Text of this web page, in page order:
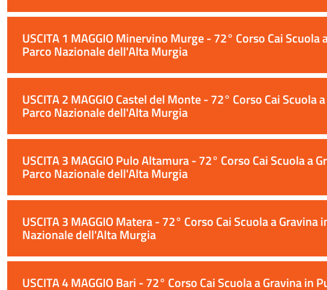
USCITA 1 MAGGIO Minervino Murge - 72° Corso Cai Scuola
Parco Nazionale dell'Alta Murgia
USCITA 2 MAGGIO Castel del Monte - 72° Corso Cai Scuola
Parco Nazionale dell'Alta Murgia
USCITA 3 MAGGIO Pulo Altamura - 72° Corso Cai Scuola a
Parco Nazionale dell'Alta Murgia
USCITA 3 MAGGIO Matera - 72° Corso Cai Scuola a Gravina
Nazionale dell'Alta Murgia
USCITA 4 MAGGIO Bari - 72° Corso Cai Scuola a Gravina in